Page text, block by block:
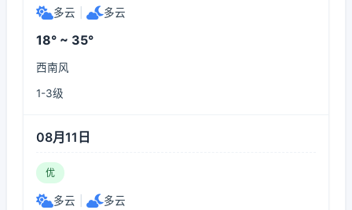
多云 多云
18° ~ 35°
西南风
1-3级
08月11日
优
多云 多云